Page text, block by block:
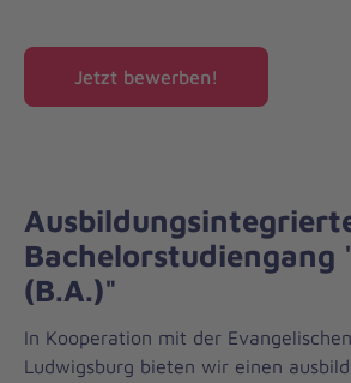
Jetzt bewerben!
Bachelorstudiengang
(B.A.)"
In Kooperation mit der
Ludwigsburg bieten wir einen